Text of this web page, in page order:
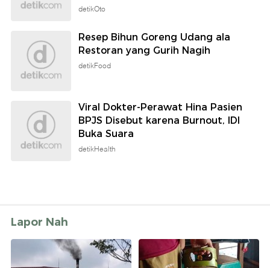
detikOto
Resep Bihun Goreng Udang ala
Restoran yang Gurih Nagih
detikFood
Viral Dokter-Perawat Hina Pasien
BPJS Disebut karena Burnout, IDI
Buka Suara
detikHealth
Lapor Nah